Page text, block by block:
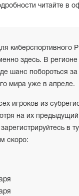
читайте в
киберспортивного
здесь. В
шанс побороться за
мира уже в апреле.
игроков из
на их
в
скоро: